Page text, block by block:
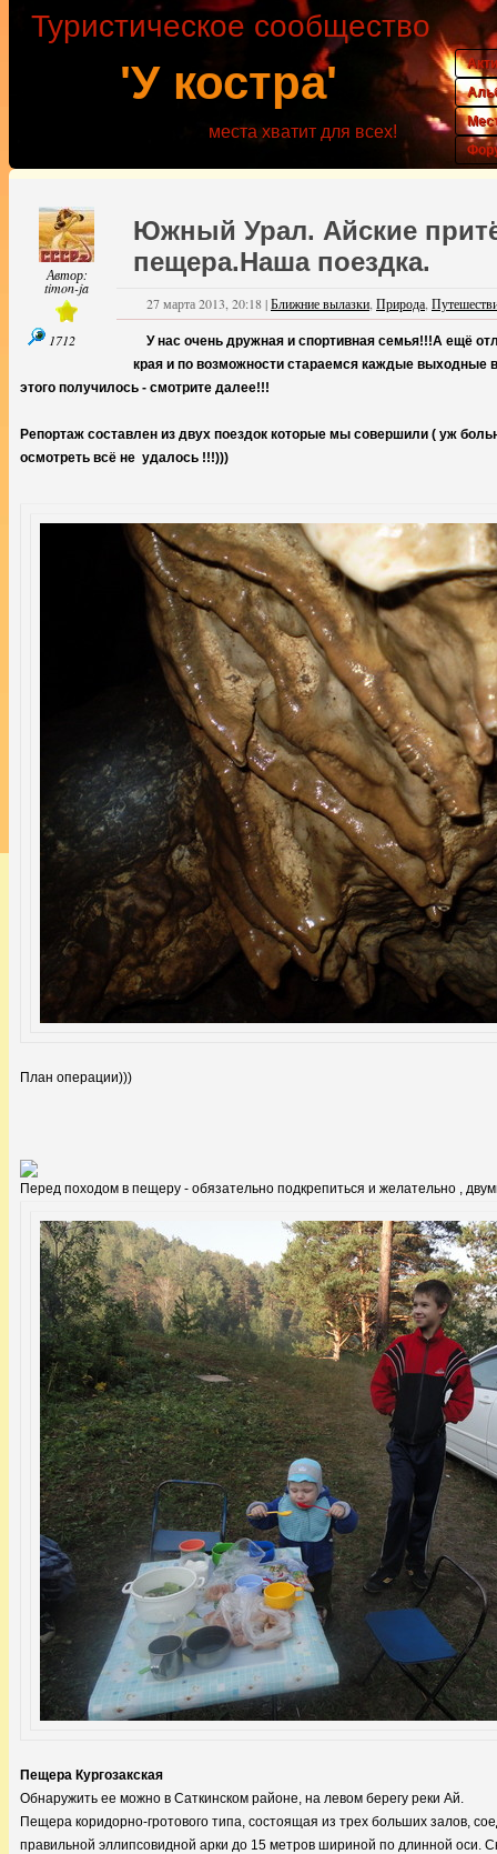
'У костра'
Туристическое сообщество
места хватит для всех!
Автор:
timon-ja
1712
Южный Урал. Айские
пещера.Наша поездка.
27 марта 2013, 20:18|Ближние вылазки Природа
У нас очень дружная и спортивная семья!!!А ещё
края и по возможности стараемся каждые выходные
этого получилось - смотрите далее!!!
Репортаж составлен из двух поездок которые мы совершили ( уж
осмотреть всё не удалось !!!)))
План операции)))
Перед походом в пещеру - обязательно подкрепиться и желательно ,
Пещера Кургозакская
Обнаружить ее можно в Саткинском районе, на левом берегу реки Ай.
Пещера коридорно-гротового типа, состоящая из трех больших залов,
правильной эллипсовидной арки до 15 метров шириной по длинной оси.